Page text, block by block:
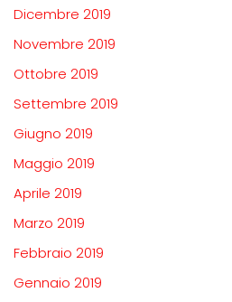
Dicembre 2019
Novembre 2019
Ottobre 2019
Settembre 2019
Giugno 2019
Maggio 2019
Aprile 2019
Marzo 2019
Febbraio 2019
Gennaio 2019